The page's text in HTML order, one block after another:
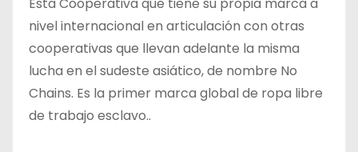
nivel internacional en articulación con otras
cooperativas que llevan adelante la misma
lucha en el sudeste asiático, de nombre No
Chains. Es la primer marca global de ropa libre
de trabajo esclavo..